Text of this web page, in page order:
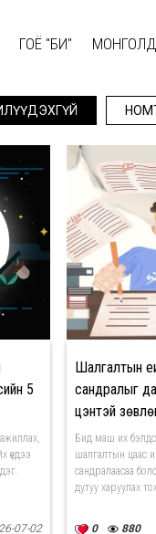
ГОЁ "БИ" МОНГОЛД
5
үедээ
07-02
Шалгалтын
сандралыг
цэнтэй
Бид маш их
шалгалтын цаас
сандралаасаа
дутуу харуулах
0 880